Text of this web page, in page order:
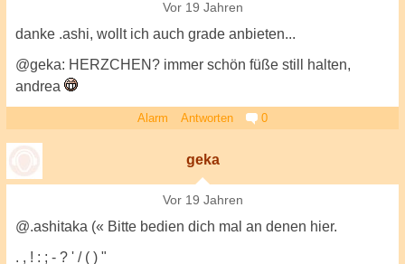
Vor 19 Jahren
danke .ashi, wollt ich auch grade anbieten...
@geka: HERZCHEN? immer schön füße still halten,
andrea
Alarm Antworten 0
geka
Vor 19 Jahren
@.ashitaka (« Bitte bedien dich mal an denen hier.
. , ! : ; - ? ' / ( ) "